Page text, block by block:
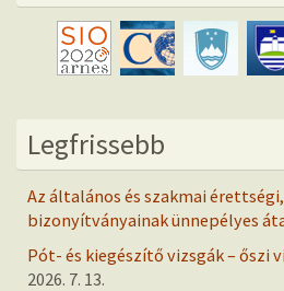
Legfrissebb
Az általános és szakmai
bizonyítványainak ünnepélyes
Pót- és kiegészítő vizsgák – őszi
2026. 7. 13.